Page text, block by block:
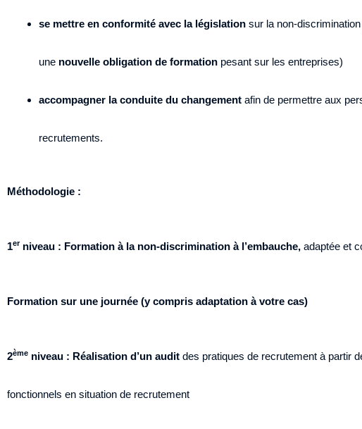
se mettre en conformité avec la législation sur la non-
une nouvelle obligation de formation pesant sur les entreprises)
accompagner la conduite du changement afin de permettre aux
recrutements.
Méthodologie :
1erniveau : Formation à la non-discrimination à l’embauche, adaptée et
Formation sur une journée (y compris adaptation à votre cas)
2ème niveau : Réalisation d’un audit des pratiques de recrutement à partir
fonctionnels en situation de recrutement